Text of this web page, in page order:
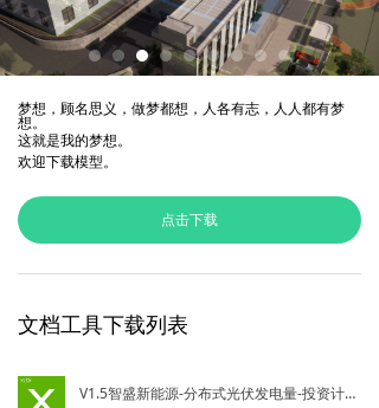
文档工具下载列表
V1.5智盛新能源-分布式光伏发电量-投资计算工具表(2022-01-25).xlsx
梦想，顾名思义，做梦都想，人各有志，人人都有梦
想。
这就是我的梦想。
欢迎下载模型。
点击下载